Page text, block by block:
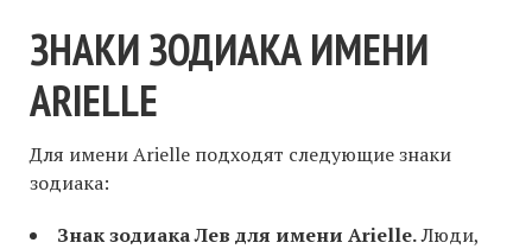
ЗНАКИ ЗОДИАКА ИМЕНИ
ARIELLE
Для имени Arielle подходят следующие знаки
зодиака:
Знак зодиака Лев для имени Arielle.Люди,